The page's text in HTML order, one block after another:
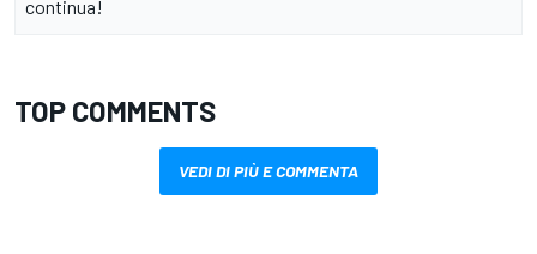
continua!
TOP COMMENTS
VEDI DI PIÙ E COMMENTA